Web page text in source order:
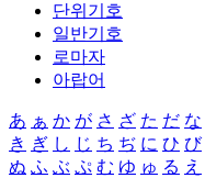
단위기호
일반기호
로마자
아랍어
あ ぁ か が さ ざ た だ な
き ぎ し じ ち ぢ に ひ び
ぬ ふ ぶ ぷ む ゆ ゅ る え